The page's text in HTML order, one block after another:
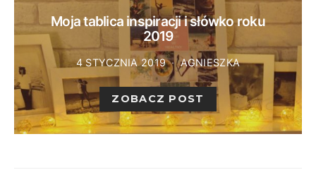
Moja tablica inspiracji i słówko roku
2019
4 STYCZNIA 2019 AGNIESZKA
ZOBACZ POST